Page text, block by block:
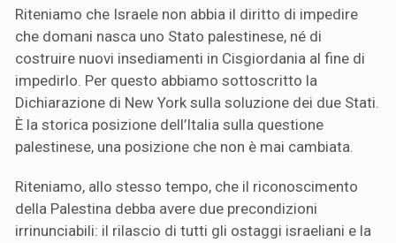
Riteniamo che Israele non abbia il diritto di impedire
che domani nasca uno Stato palestinese, né di
costruire nuovi insediamenti in Cisgiordania al fine di
impedirlo. Per questo abbiamo sottoscritto la
Dichiarazione di New York sulla soluzione dei due Stati.
È la storica posizione dell’Italia sulla questione
palestinese, una posizione che non è mai cambiata.
Riteniamo, allo stesso tempo, che il riconoscimento
della Palestina debba avere due precondizioni
irrinunciabili: il rilascio di tutti gli ostaggi israeliani e la